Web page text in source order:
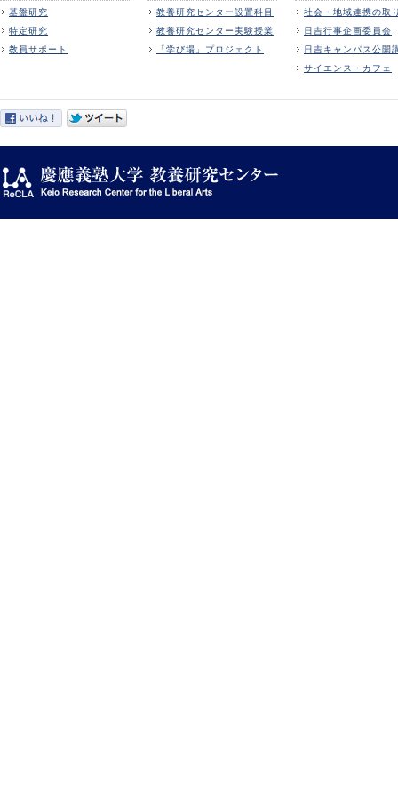
基盤研究
特定研究
教員サポート
教養研究センター設置科目
教養研究センター実験授業
「学び場」プロジェクト
社会・地域連携の取
日吉行事企画委員会
日吉キャンパス公開
サイエンス・カフェ